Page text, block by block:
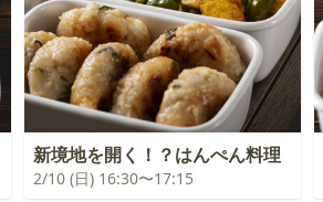
新境地を開く！？はんぺん料理
2/10 (日) 16:30〜17:15